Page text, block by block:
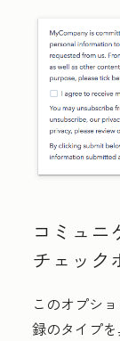
コミュニ
チェック
このオプシ
録のタイプ